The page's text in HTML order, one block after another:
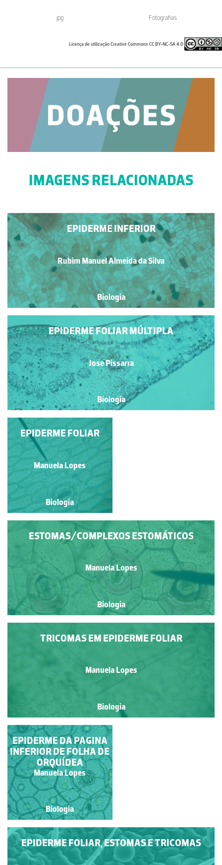
.jpg Fotografias
Licença de utilização Creative Commons CC BY-NC-SA 4.0
IMAGENS RELACIONADAS
EPIDERME INFERIOR
Rubim Manuel Almeida da Silva
Biologia
EPIDERME FOLIAR MÚLTIPLA
Jose Pissarra
Biologia
CEBOLA ROXA
Isabel Cruz Viegas Santos
Biologia
EPIDERME FOLIAR
Manuela Lopes
Biologia
ESTOMAS/COMPLEXOS ESTOMÁTICOS
Manuela Lopes
Biologia
TRICOMAS EM EPIDERME FOLIAR
Manuela Lopes
Biologia
ESTOMAS DE
POLYPODIUM
Ana Bela Saraiva
Biologia
EPIDERME FOLIAR, ESTOMAS E TRICOMAS
EPIDERME DA PAGINA
INFERIOR DE FOLHA DE
ORQUÍDEA
Manuela Lopes
Biologia